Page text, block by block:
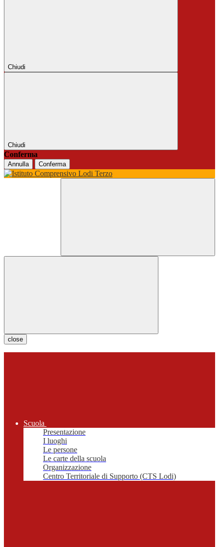
Chiudi
Chiudi
Conferma
Annulla Conferma
close
Scuola
Presentazione
I luoghi
Le persone
Le carte della scuola
Organizzazione
Centro Territoriale di Supporto (CTS Lodi)